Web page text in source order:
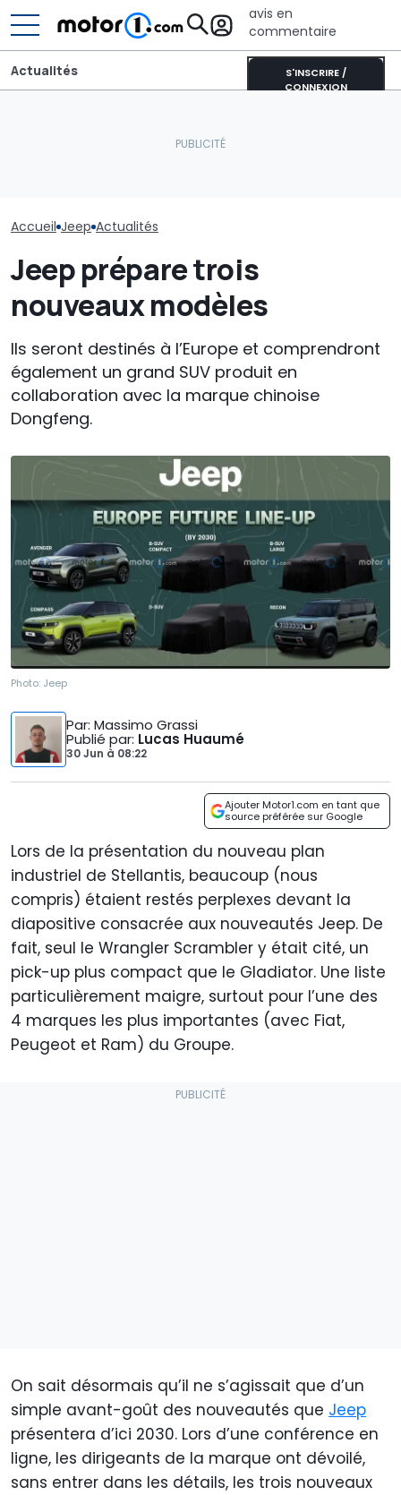
avis en
commentaire
S'INSCRIRE /
CONNEXION
Actualités
Accueil Jeep Actualités
Jeep prépare trois
nouveaux modèles
Ils seront destinés à l’Europe et comprendront
également un grand SUV produit en
collaboration avec la marque chinoise
Dongfeng.
Photo: Jeep
Par: Massimo Grassi
Publié par: Lucas Huaumé
30 Jun à 08:22
Ajouter Motor1.com en tant que
source préférée sur Google
Lors de la présentation du nouveau plan
industriel de Stellantis, beaucoup (nous
compris) étaient restés perplexes devant la
diapositive consacrée aux nouveautés Jeep. De
fait, seul le Wrangler Scrambler y était cité, un
pick-up plus compact que le Gladiator. Une liste
particulièrement maigre, surtout pour l’une des
4 marques les plus importantes (avec Fiat,
Peugeot et Ram) du Groupe.
On sait désormais qu’il ne s’agissait que d’un
simple avant-goût des nouveautés que Jeep
présentera d’ici 2030. Lors d’une conférence en
ligne, les dirigeants de la marque ont dévoilé,
sans entrer dans les détails, les trois nouveaux